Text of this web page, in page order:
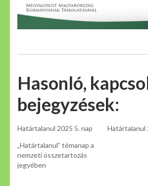
Hasonló,
bejegyzések:
Határtalanul 2025 5. nap
Határtalanul
„Határtalanul” témanap a
nemzeti összetartozás
jegyében